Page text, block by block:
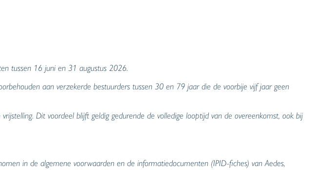
tussen 16 juni en 31 augustus 2026.
aan verzekerde bestuurders tussen 30 en 79 jaar die de voorbije vijf jaar geen
Dit voordeel blijft geldig gedurende de volledige looptijd van de overeenkomst, ook bij
in de algemene voorwaarden en de informatiedocumenten (IPID-fiches) van Aedes,